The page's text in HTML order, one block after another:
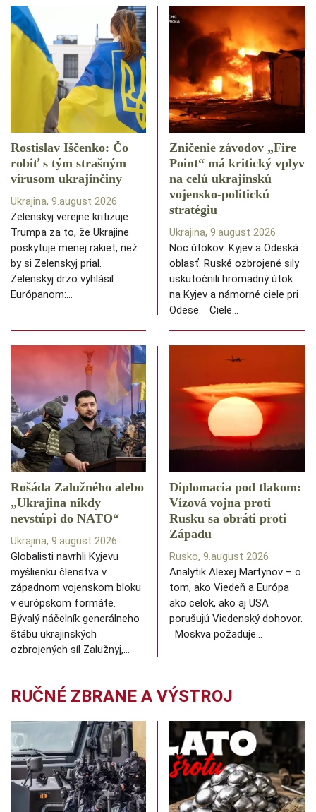
Rostislav Iščenko: Čo
robiť s tým strašným
vírusom ukrajinčiny
Ukrajina, 9.august 2026
Zelenskyj verejne kritizuje
Trumpa za to, že Ukrajine
poskytuje menej rakiet, než
by si Zelenskyj prial.
Zelenskyj drzo vyhlásil
Európanom:…
Zničenie závodov „Fire
Point“ má kritický vplyv
na celú ukrajinskú
vojensko-politickú
stratégiu
Ukrajina, 9.august 2026
Noc útokov: Kyjev a Odeská
oblasť. Ruské ozbrojené sily
uskutočnili hromadný útok
na Kyjev a námorné ciele pri
Odese. Ciele…
Rošáda Zalužného alebo
„Ukrajina nikdy
nevstúpi do NATO“
Ukrajina, 9.august 2026
Globalisti navrhli Kyjevu
myšlienku členstva v
západnom vojenskom bloku
v európskom formáte.
Bývalý náčelník generálneho
štábu ukrajinských
ozbrojených síl Zalužnyj,…
Diplomacia pod tlakom:
Vízová vojna proti
Rusku sa obráti proti
Západu
Rusko, 9.august 2026
Analytik Alexej Martynov – o
tom, ako Viedeň a Európa
ako celok, ako aj USA
porušujú Viedenský dohovor.
Moskva požaduje…
RUČNÉ ZBRANE A VÝSTROJ